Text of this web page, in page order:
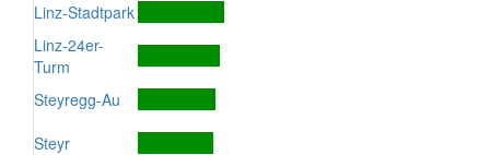
Linz-Stadtpark
Linz-24er-
Turm
Steyregg-Au
Steyr